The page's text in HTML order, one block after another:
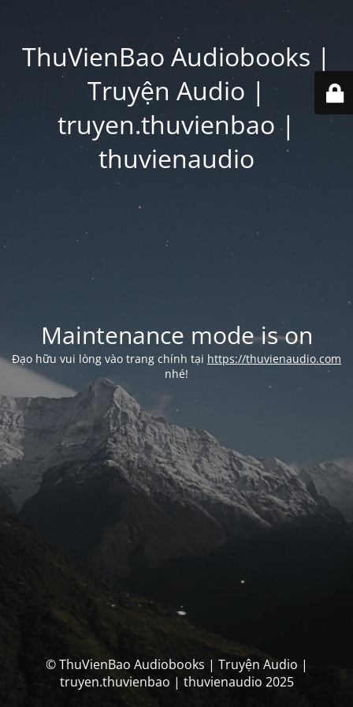
ThuVienBao Audiobooks |
Truyện Audio |
truyen.thuvienbao |
thuvienaudio
Maintenance mode is on
Đạo hữu vui lòng vào trang chính tại https://thuvienaudio.com
nhé!
© ThuVienBao Audiobooks | Truyện Audio |
truyen.thuvienbao | thuvienaudio 2025